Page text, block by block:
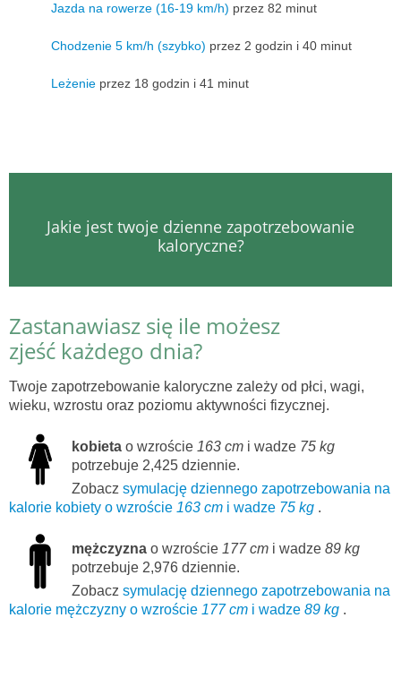
Jazda na rowerze (16-19 km/h) przez 82 minut
Chodzenie 5 km/h (szybko) przez 2 godzin i 40 minut
Leżenie przez 18 godzin i 41 minut
Jakie jest twoje dzienne zapotrzebowanie
kaloryczne?
Zastanawiasz się ile możesz
zjeść każdego dnia?
Twoje zapotrzebowanie kaloryczne zależy od płci, wagi,
wieku, wzrostu oraz poziomu aktywności fizycznej.
kobieta o wzroście 163 cm i wadze 75 kg
potrzebuje 2,425 dziennie.
Zobacz symulację dziennego zapotrzebowania na
kalorie kobiety o wzroście 163 cm i wadze 75 kg .
mężczyzna o wzroście 177 cm i wadze 89 kg
potrzebuje 2,976 dziennie.
Zobacz symulację dziennego zapotrzebowania na
kalorie mężczyzny o wzroście 177 cm i wadze 89 kg .